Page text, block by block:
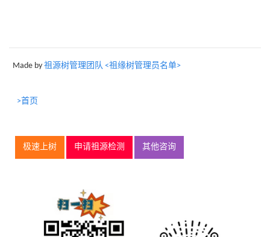
Made by 祖源树管理团队 <祖缘树管理员名单>
>首页
极速上树 申请祖源检测 其他咨询